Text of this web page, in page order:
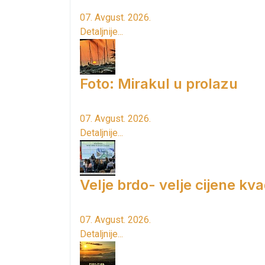
07. Avgust. 2026.
Detaljnije...
Foto: Mirakul u prolazu
07. Avgust. 2026.
Detaljnije...
Velje brdo- velje cijene
07. Avgust. 2026.
Detaljnije...